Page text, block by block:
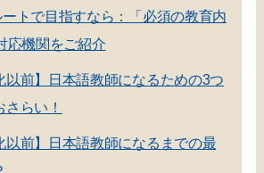
トで目指すなら：「必須の教育内
応機関をご紹介
以前】日本語教師になるための3つ
らい！
以前】日本語教師になるまでの最